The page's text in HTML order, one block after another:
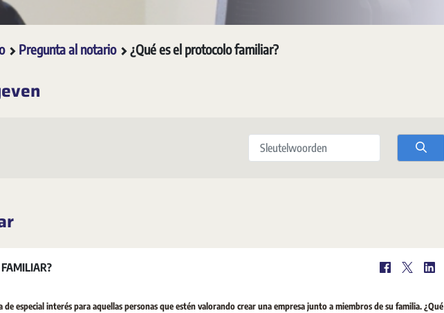
Pregunta al notario ¿Qué es el protocolo familiar?
Sleutelwoorden
FAMILIAR?
de especial interés para aquellas personas que estén valorando crear una empresa junto a miembros de su familia. ¿Qué